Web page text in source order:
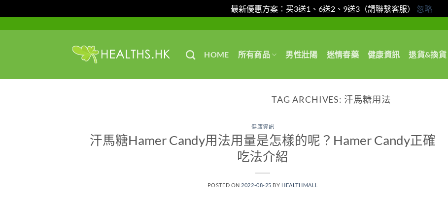
最新優惠方案：买3送1、6送2、9送3（請聯繫客服） 忽略
HOME 所有商品 男性壯陽 迷情春藥 健康資訊 退貨&換貨
TAG ARCHIVES: 汗馬糖用法
健康資訊
汗馬糖Hamer Candy用法用量是怎樣的呢？Hamer Candy正確
吃法介紹
POSTED ON 2022-08-25 BY HEALTHMALL